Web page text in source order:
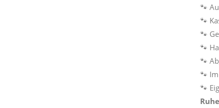
🐾
🐾
🐾
🐾
🐾
🐾
🐾